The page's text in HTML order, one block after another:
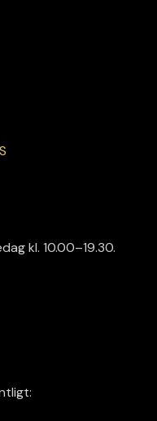
kl. 10.00–19.30.